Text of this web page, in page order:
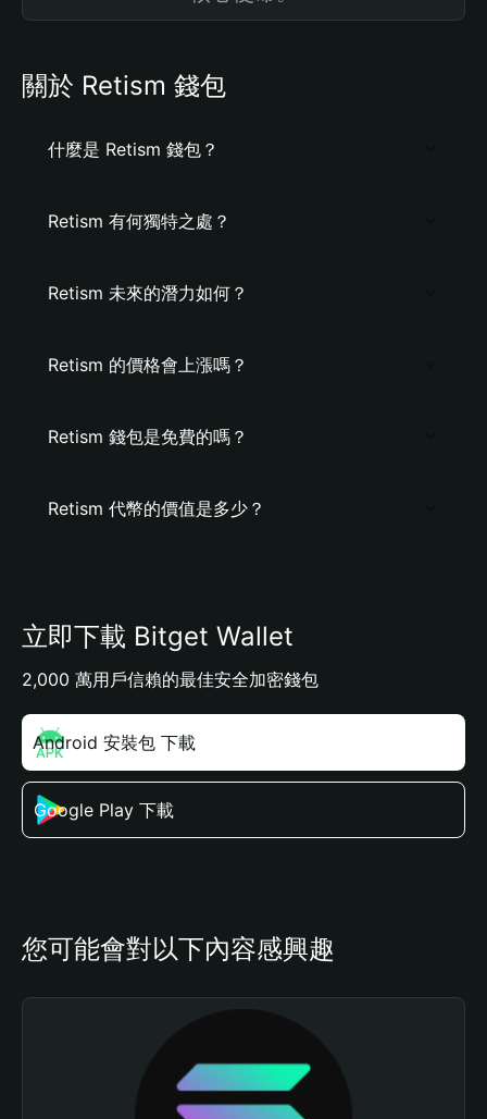
關於 Retism 錢包
什麼是 Retism 錢包？
Retism 有何獨特之處？
Retism 未來的潛力如何？
Retism 的價格會上漲嗎？
Retism 錢包是免費的嗎？
Retism 代幣的價值是多少？
立即下載 Bitget Wallet
2,000 萬用戶信賴的最佳安全加密錢包
Android 安裝包 下載
Google Play 下載
您可能會對以下內容感興趣